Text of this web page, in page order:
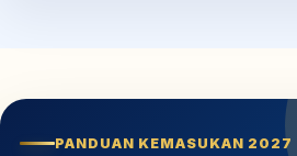
PANDUAN KEMASUKAN 2027